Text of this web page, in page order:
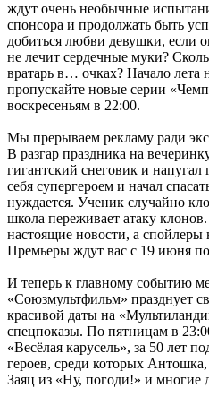
ждут очень необычные
спонсора и продолжать быть
добиться любви девушки,
не лечит сердечные муки?
вратарь в… очках? Начало лета
пропускайте новые серии
воскресеньям в 22:00.
Мы прерываем рекламу ради
В разгар праздника на
гигантский снеговик и
себя супергероем и начал
нуждается. Ученик случайно
школа переживает атаку
настоящие новости, а
Премьеры ждут вас с 19 июня
И теперь к главному событию
«Союзмультфильм» празднует
красивой даты на
спецпоказы. По пятницам в
«Весёлая карусель», за 50 лет
героев, среди которых
Заяц из «Ну, погоди!» и многие